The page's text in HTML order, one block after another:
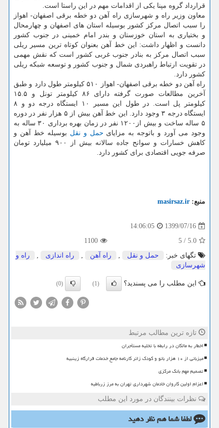
قرارداد گروه مپنا یکی از اقدامات مهم در این راستا است.
معاون وزیر راه و شهرسازی راه آهن دو خطه برقی اصفهان- اهواز
را سبب اتصال مرکز کشور بوسیله استان های اصفهان و چهارمحال
و بختیاری به استان خوزستان و بندر امام خمینی در جنوب کشور
دانست و اظهار داشت: این خط آهن بعنوان کوتاه ترین مسیر ریلی
سبب اتصال مرکز به بنادر جنوب غربی کشور است که نقش مهمی
در تقویت ارتباط راهبردی شمال و جنوب کشور و توسعه شبکه ریلی
کشور دارد.
راه آهن دو خطه برقی اصفهان- اهواز ۵۱۰ کیلومتر طول دارد و طبق
آخرین مطالعات صورت گرفته دارای ۸۶ کیلومتر تونل و ۱۵.۵
کیلومتر پل است. در طول این مسیر ۱۰ ایستگاه درجه دو و ۸
ایستگاه درجه ۳ وجود دارد. این خط آهن بیش از ۵ هزار نفر در دوره
۵ ساله ساخت و بیش از۱۲۰۰ نفر در زمان بهره برداری ۳۰ ساله به
وجود می آورد و باتوجه به مزایای حمل و نقل بوسیله خط آهن و
کاهش خسارات و سوانح جاده سالانه بیش از ۹۰۰ میلیارد تومان
صرفه جویی اقتصادی برای کشور دارد.
منبع: masirsaz.ir
1399/07/16
14:06:05
5.0
/
5
1100
تگهای خبر:
حمل و نقل , راه آهن , راه اندازی ,
راه و
شهرسازی
این مطلب را می پسندید؟ (1)
(0)
تازه ترین مطالب مرتبط
اخطار به مالکان در رابطه با تخلیه مستأجران
میزبانی از ۱۰ هزار بانو و کودک زائر کارنامه جامع خدمات قرارگاه زینبیه
تصمیم مهم بانک مرکزی
اعزام اولین کاروان خادمان شهرداری تهران به مرز زرباطیه
نظرات بینندگان در مورد این مطلب
لطفا شما همنظر دهید